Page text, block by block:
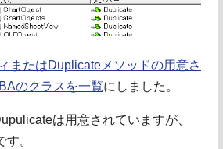
またはDuplicateメソッドの用意さ
のクラスを一覧にしました。
は用意されていますが、
。